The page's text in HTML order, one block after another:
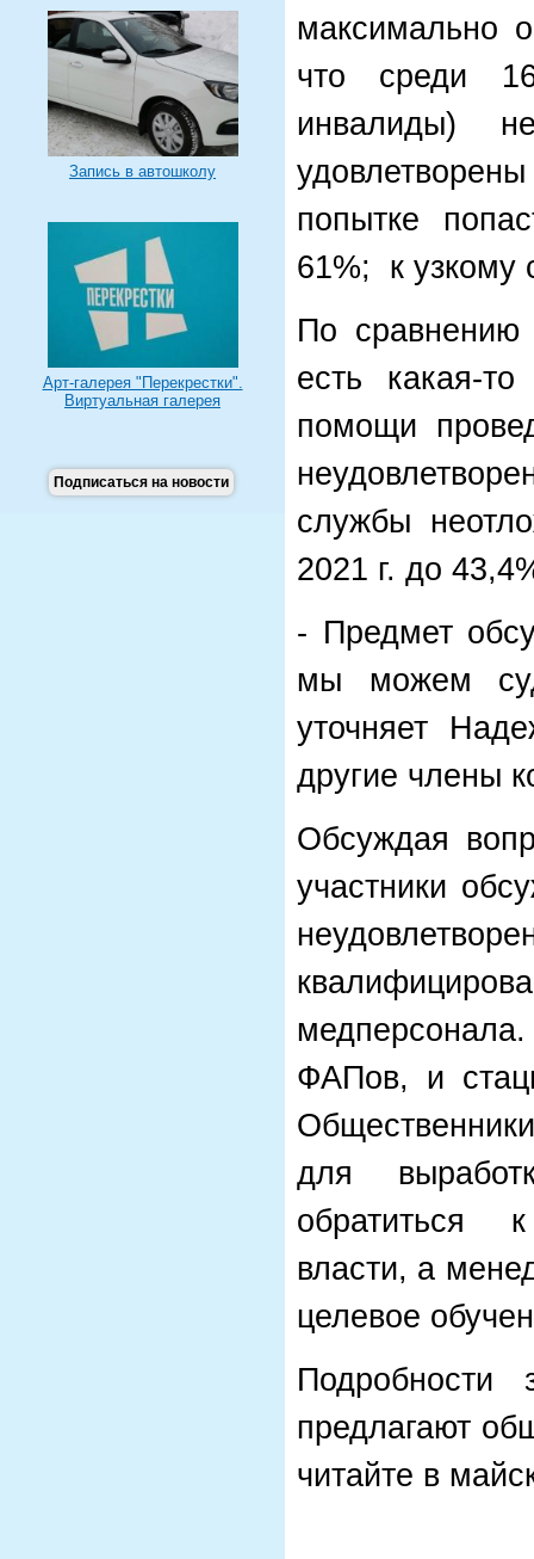
Запись в автошколу
Арт-галерея "Перекрестки".
Виртуальная галерея
Подписаться на новости
максимально
что среди
инвалиды)
попытке
61%; к узкому
По
есть какая-
помощи
службы
2021 г. до
- Предмет
мы можем
уточняет
другие члены
Обсуждая
участники
ФАПов, и
для
обратиться
власти, а
целевое
предлагают
читайте в